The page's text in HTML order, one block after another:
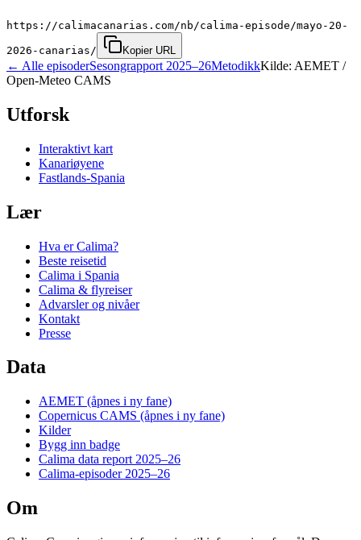
https://calimacanarias.com/nb/calima-episode/mayo-20-
2026-canarias/ Kopier URL
← Alle episoderSesongrapport 2025–26MetodikkKilde: AEMET /
Open-Meteo CAMS
Utforsk
Interaktivt kart
Kanariøyene
Fastlands-Spania
Lær
Hva er Calima?
Beste reisetid
Calima i Spania
Calima & flyreiser
Advarsler og nivåer
Kontakt
Presse
Data
AEMET (åpnes i ny fane)
Copernicus CAMS (åpnes i ny fane)
Kilder
Bygg inn badge
Calima data report 2025–26
Calima-episoder 2025–26
Om